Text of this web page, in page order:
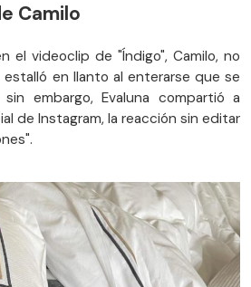
Camilo
el videoclip de "Índigo", Camilo, no
estalló en llanto al enterarse que se
embargo, Evaluna compartió a
de Instagram, la reacción sin editar